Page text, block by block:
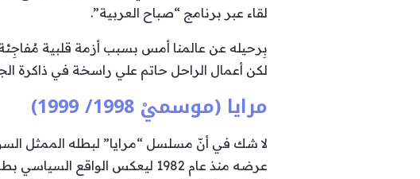
لقاء عبر برنامج “صباح العربية”.
بِرحيله عن عالمنا أمس بسبب أزمة قلبية
لكن أعمال الراحل حاتم علي راسخة في ذاكرة
مرايا (موسميْ 1998/ 1999)
لا شك في أنّ مسلسل “مرايا” لبطله الممثل
عرضه منذ عام 1982 ليعكس